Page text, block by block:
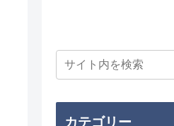
カテゴリー